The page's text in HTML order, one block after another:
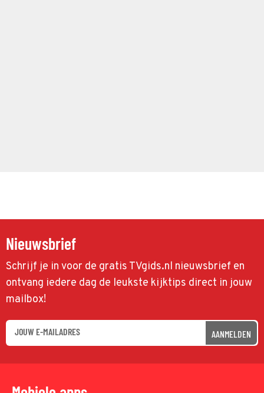
Nieuwsbrief
Schrijf je in voor de gratis TVgids.nl nieuwsbrief en
ontvang iedere dag de leukste kijktips direct in jouw
mailbox!
AANMELDEN